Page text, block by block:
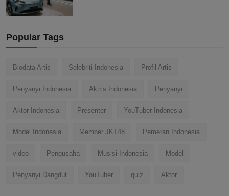
Popular Tags
Biodata Artis Selebriti Indonesia Profil Artis
Penyanyi Indonesia Aktris Indonesia Penyanyi
Aktor Indonesia Presenter YouTuber Indonesia
Model Indonesia Member JKT48 Pemeran Indonesia
video Pengusaha Musisi Indonesia Model
Penyanyi Dangdut YouTuber quiz Aktor